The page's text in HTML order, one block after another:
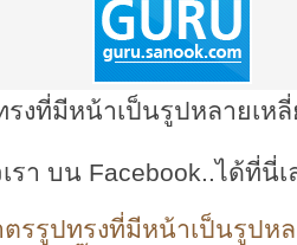
งที่มีหน้าเป็นรูปหลายเหลี่
รา บน Facebook..ได้ที่นี่เ
รรูปทรงที่มีหน้าเป็นรูปห